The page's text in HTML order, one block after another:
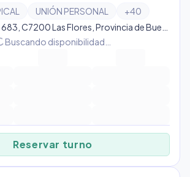
UNIÓN PERSONAL +40
Buscando disponibilidad…
Reservar turno